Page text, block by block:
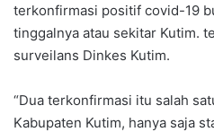
terkonfirmasi positif covid-19
tinggalnya atau sekitar Kutim.
surveilans Dinkes Kutim.
“Dua terkonfirmasi itu salah
Kabupaten Kutim, hanya saja